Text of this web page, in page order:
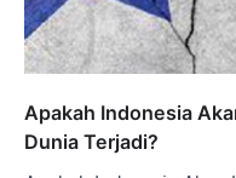
Apakah Indonesia
Dunia Terjadi?